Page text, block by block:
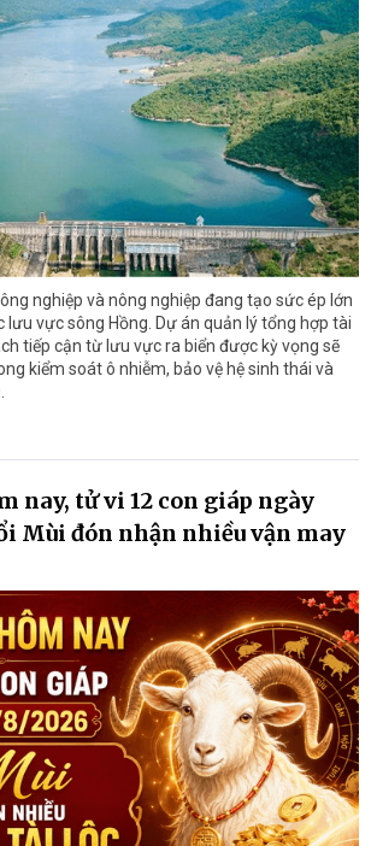
nghiệp và nông nghiệp đang tạo sức ép lớn
lưu vực sông Hồng. Dự án quản lý tổng hợp tài
tiếp cận từ lưu vực ra biển được kỳ vọng sẽ
kiểm soát ô nhiễm, bảo vệ hệ sinh thái và
nay, tử vi 12 con giáp ngày
Mùi đón nhận nhiều vận may